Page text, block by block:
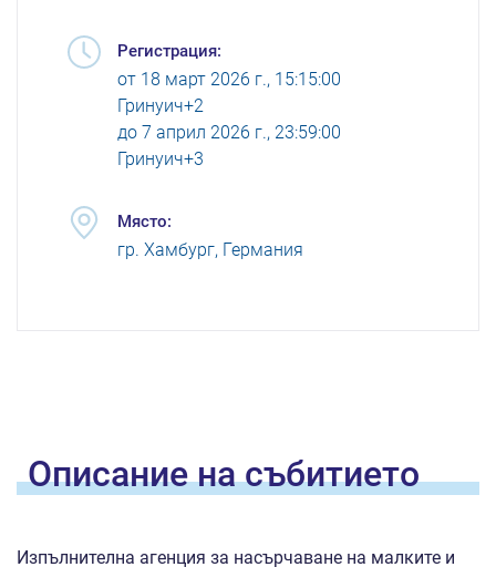
Регистрация:
от 18 март 2026 г., 15:15:00
Гринуич+2
до 7 април 2026 г., 23:59:00
Гринуич+3
Място:
гр. Хамбург, Германия
Oписание насъбитието
Изпълнителна агенция за насърчаване на малките и